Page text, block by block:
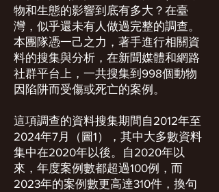
物和生態的影響到底有多大？在臺
灣，似乎還未有人做過完整的調查。
本團隊憑一己之力，著手進行相關資
料的搜集與分析，在新聞媒體和網路
社群平台上，一共搜集到998個動物
因陷阱而受傷或死亡的案例。
這項調查的資料搜集期間自2012年至
2024年7月（圖1），其中大多數資料
集中在2020年以後。自2020年以
來，年度案例數都超過100例，而
2023年的案例數更高達310件，換句